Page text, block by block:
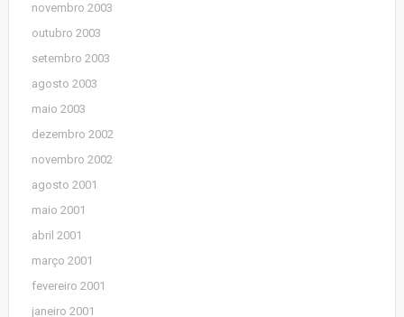
novembro 2003
outubro 2003
setembro 2003
agosto 2003
maio 2003
dezembro 2002
novembro 2002
agosto 2001
maio 2001
abril 2001
março 2001
fevereiro 2001
janeiro 2001